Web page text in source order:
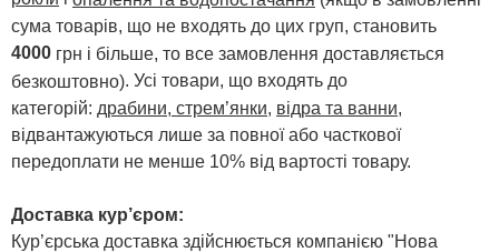
сума товарів, що не входять до цих груп, становить
4000 грн і більше, то все замовлення доставляється
безкоштовно). Усі товари, що входять до
категорій: драбини, стрем’янки, відра та ванни,
відвантажуються лише за повної або часткової
передоплати не менше 10% від вартості товару.
Доставка кур’єром:
Кур’єрська доставка здійснюється компанією "Нова